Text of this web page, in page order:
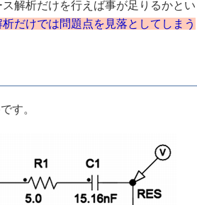
解析だけを行えば事が足りるかとい
だけでは問題点を見落としてしまう
す。